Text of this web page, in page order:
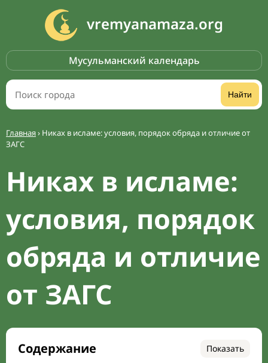
vremyanamaza.org
Мусульманский календарь
Найти
Главная› Никах в исламе: условия, порядок обряда и отличие от
ЗАГС
Никах в исламе:
условия, порядок
обряда и отличие
от ЗАГС
Содержание Показать